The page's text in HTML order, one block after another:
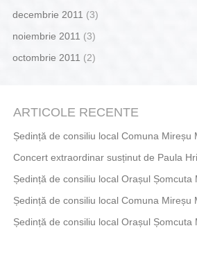
decembrie 2011 (3)
noiembrie 2011 (3)
octombrie 2011 (2)
ARTICOLE RECENTE
Ședință de consiliu local Comuna Mireșu
Concert extraordinar susținut de Paula
Ședință de consiliu local Orașul Șomcuta
Ședință de consiliu local Comuna Mireșu
Ședință de consiliu local Orașul Șomcuta